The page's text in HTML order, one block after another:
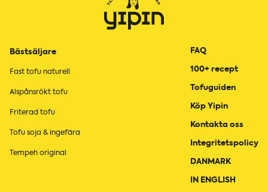
Bästsäljare
Fast tofu naturell
Alspånsrökt tofu
Friterad tofu
Tofu soja & ingefära
Tempeh original
FAQ
100+ recept
Tofuguiden
Köp Yipin
Kontakta oss
Integritetspolicy
DANMARK
IN ENGLISH